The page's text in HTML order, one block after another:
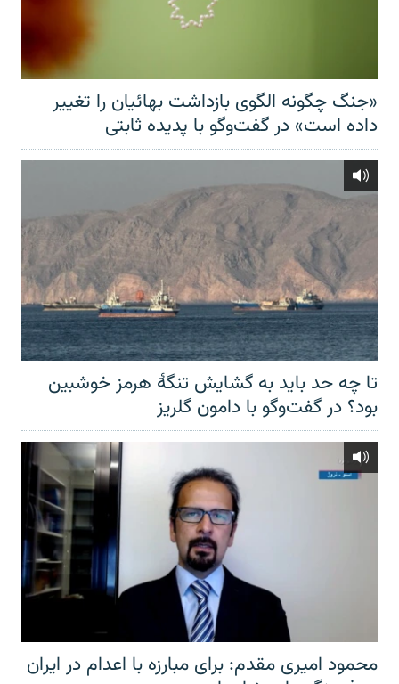
«جنگ چگونه الگوی بازداشت بهائیان را تغییر
داده است» در گفت‌وگو با پدیده ثابتی
تا چه حد باید به گشایش تنگهٔ هرمز خوشبین
بود؟ در گفت‌وگو با دامون گلریز
محمود امیری مقدم: برای مبارزه با اعدام در ایران